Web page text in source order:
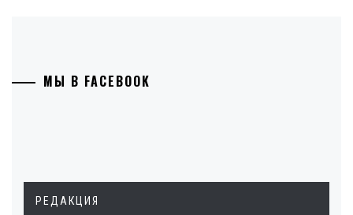
МЫ В FACEBOOK
РЕДАКЦИЯ